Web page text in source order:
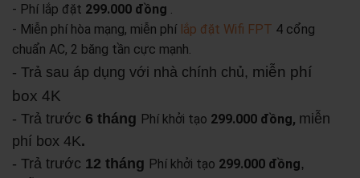
- Phí lắp đặt 299.000 đồng .
- Miễn phí hòa mạng, miễn phí lắp đặt Wifi FPT 4 cổng
chuẩn AC, 2 băng tần cực mạnh.
- Trả sau áp dụng với nhà chính chủ, miễn phí
box 4K
- Trả trước 6 tháng Phí khởi tạo 299.000 đồng, miễn
phí box 4K.
- Trả trước 12 tháng Phí khởi tạo 299.000 đồng,